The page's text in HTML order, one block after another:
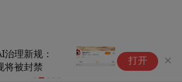
期微博曝光，账号内容
隐藏
打开